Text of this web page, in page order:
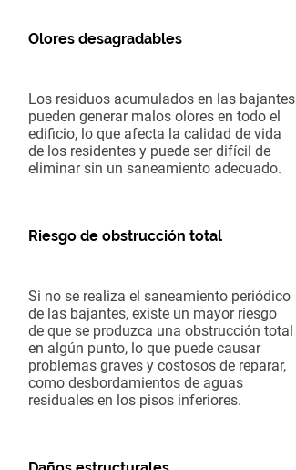
Olores desagradables
Los residuos acumulados en las bajantes
pueden generar malos olores en todo el
edificio, lo que afecta la calidad de vida
de los residentes y puede ser difícil de
eliminar sin un saneamiento adecuado.
Riesgo de obstrucción total
Si no se realiza el saneamiento periódico
de las bajantes, existe un mayor riesgo
de que se produzca una obstrucción total
en algún punto, lo que puede causar
problemas graves y costosos de reparar,
como desbordamientos de aguas
residuales en los pisos inferiores.